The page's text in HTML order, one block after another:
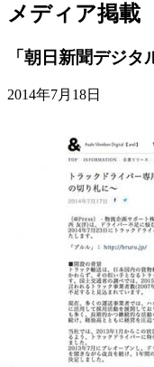
メディア掲載
「朝日新聞デジタ
2014年7月18日